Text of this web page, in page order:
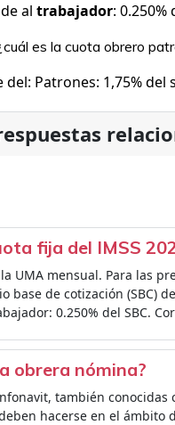
al trabajador: 0.250%
es la cuota obrero
Patrones: 1,75% del
fija del IMSS
UMA mensual. Para las
base de cotización (SBC)
0.250% del SBC.
obrera nómina?
también
hacerse en el ámbito